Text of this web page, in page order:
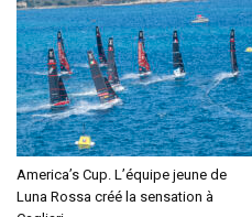
America’s Cup. L’équipe jeune de
Luna Rossa créé la sensation à